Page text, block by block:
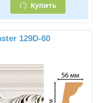
Купить
129D-60